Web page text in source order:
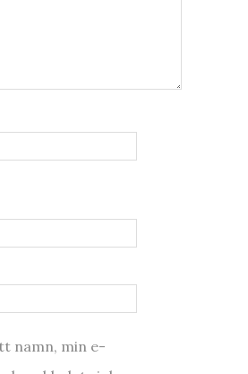
namn, min e-